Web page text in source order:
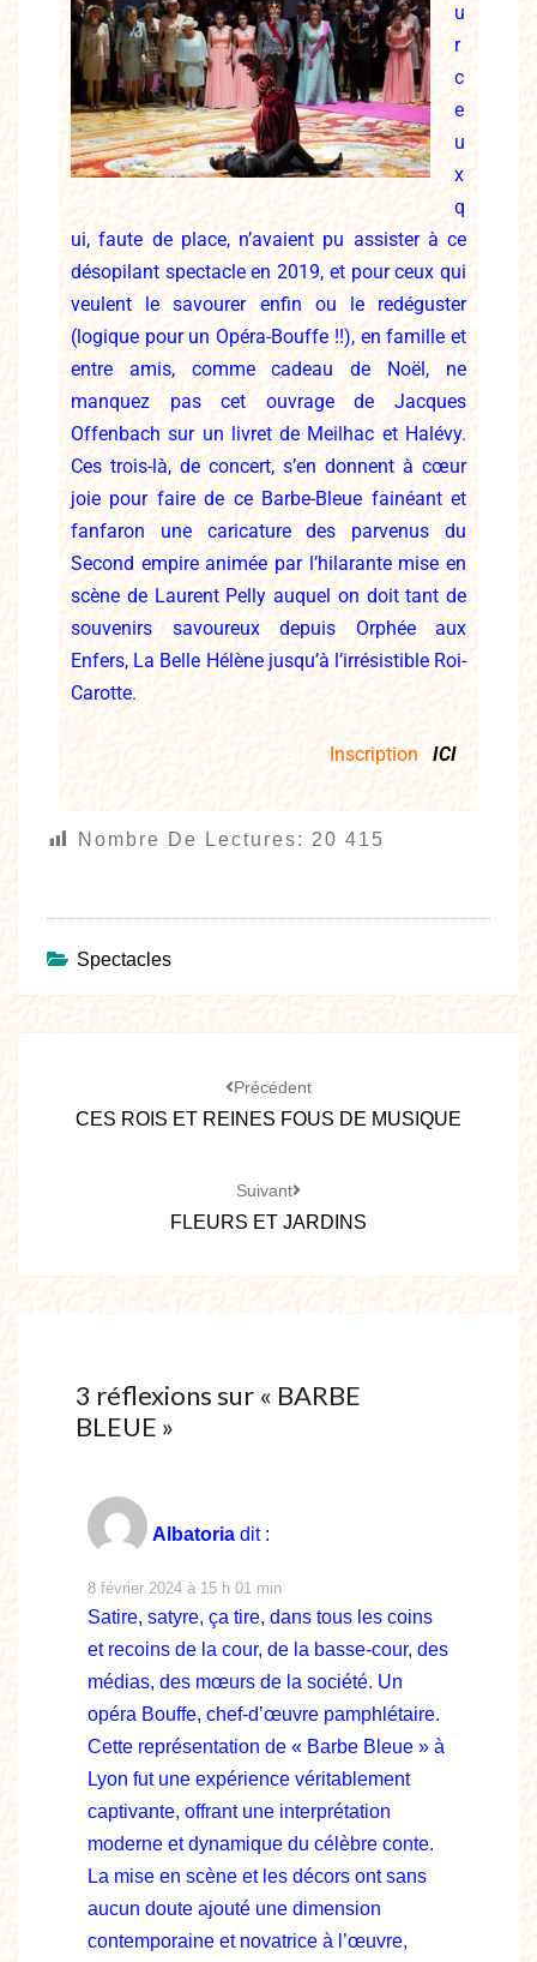
u
r
c
e
u
x
q
ui, faute de place, n’avaient pu assister à ce
désopilant spectacle en 2019, et pour ceux qui
veulent le savourer enfin ou le redéguster
(logique pour un Opéra-Bouffe !!), en famille et
entre amis, comme cadeau de Noël, ne
manquez pas cet ouvrage de Jacques
Offenbach sur un livret de Meilhac et Halévy.
Ces trois-là, de concert, s’en donnent à cœur
joie pour faire de ce Barbe-Bleue fainéant et
fanfaron une caricature des parvenus du
Second empire animée par l’hilarante mise en
scène de Laurent Pelly auquel on doit tant de
souvenirs savoureux depuis Orphée aux
Enfers, La Belle Hélène jusqu’à l’irrésistible Roi-
Carotte.
Inscription ICI
Nombre De Lectures: 20 415
Spectacles
Précédent
CES ROIS ET REINES FOUS DE MUSIQUE
Suivant
FLEURS ET JARDINS
3 réflexions sur « BARBE
BLEUE »
Albatoria dit :
8 février 2024 à 15 h 01 min
Satire, satyre, ça tire, dans tous les coins
et recoins de la cour, de la basse-cour, des
médias, des mœurs de la société. Un
opéra Bouffe, chef-d’œuvre pamphlétaire.
Cette représentation de « Barbe Bleue » à
Lyon fut une expérience véritablement
captivante, offrant une interprétation
moderne et dynamique du célèbre conte.
La mise en scène et les décors ont sans
aucun doute ajouté une dimension
contemporaine et novatrice à l’œuvre,